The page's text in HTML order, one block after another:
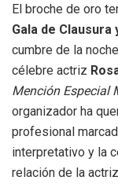
El broche de oro
Gala de
cumbre de la
célebre actriz
Mención Especial
organizador ha
profesional
interpretativo y la
relación de la